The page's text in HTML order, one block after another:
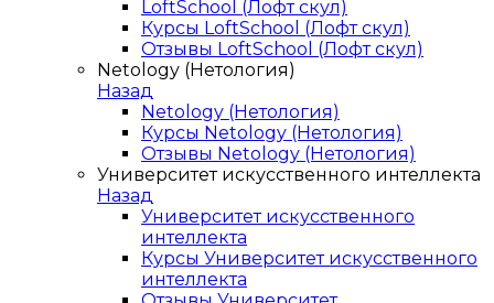
LoftSchool (Лофт скул)
Курсы LoftSchool (Лофт скул)
Отзывы LoftSchool (Лофт скул)
Netology (Нетология)
Назад
Netology (Нетология)
Курсы Netology (Нетология)
Отзывы Netology (Нетология)
Университет искусственного интеллекта
Назад
Университет искусственного
интеллекта
Курсы Университет искусственного
интеллекта